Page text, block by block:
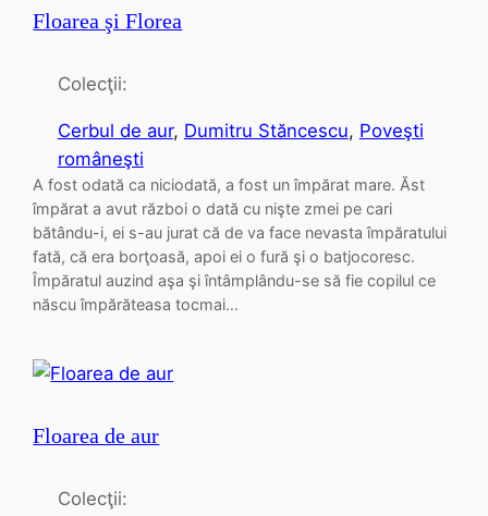
Floarea şi Florea
Colecţii:
Cerbul de aur, Dumitru Stăncescu, Poveşti
româneşti
A fost odată ca niciodată, a fost un împărat mare. Ăst
împărat a avut război o dată cu nişte zmei pe cari
bătându-i, ei s-au jurat că de va face nevasta împăratului
fată, că era borţoasă, apoi ei o fură şi o batjocoresc.
Împăratul auzind aşa şi întâmplându-se să fie copilul ce
născu împărăteasa tocmai…
Floarea de aur
Colecţii: